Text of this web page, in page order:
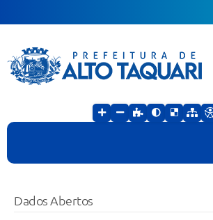
Dados Abertos